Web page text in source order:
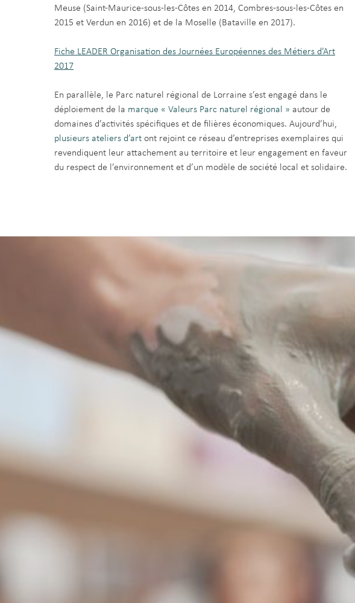
Meuse (Saint-Maurice-sous-les-Côtes en 2014, Combres-sous-les-Côtes en
2015 et Verdun en 2016) et de la Moselle (Bataville en 2017).
Fiche LEADER Organisation des Journées Européennes des Métiers d’Art
2017
En parallèle, le Parc naturel régional de Lorraine s’est engagé dans le
déploiement de la marque « Valeurs Parc naturel régional » autour de
domaines d’activités spécifiques et de filières économiques. Aujourd’hui,
plusieurs ateliers d’art ont rejoint ce réseau d’entreprises exemplaires qui
revendiquent leur attachement au territoire et leur engagement en faveur
du respect de l’environnement et d’un modèle de société local et solidaire.